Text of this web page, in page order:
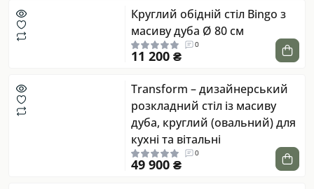
Круглий обідній стіл Bingo з
масиву дуба Ø 80 см
0
11 200 ₴
Transform – дизайнерський
розкладний стіл із масиву
дуба, круглий (овальний) для
кухні та вітальні
0
49 900 ₴